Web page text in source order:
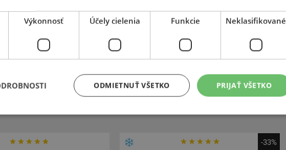
–
Expedujeme do 3-8 prac. dní
v Bratislave do 3-8 prac. dní.
662,70 €
–
Kúpiť
Expedujeme budúci prac. deň
Na predajni v Bratislave do 2 dní.
Centrálny sklad 20 ks.
-33%
Výkonnosť Účely cielenia Funkcie Neklasifikované
PRIJAŤ VŠETKO
ODMIETNUŤ VŠETKO